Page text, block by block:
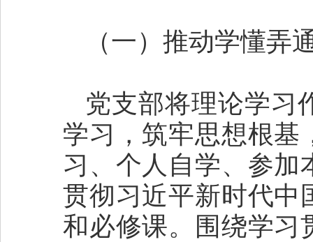
（一）推动学懂弄
党支部将理论学习
学习，筑牢思想根基
习、个人自学、参加
贯彻习近平新时代中
和必修课。围绕学习